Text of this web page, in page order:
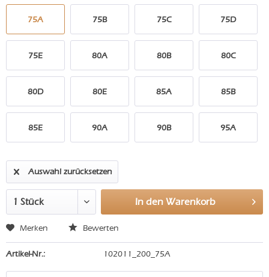
75A 75B 75C 75D
75E 80A 80B 80C
80D 80E 85A 85B
85E 90A 90B 95A
Auswahl zurücksetzen
In den Warenkorb
Merken Bewerten
Artikel-Nr.: 102011_200_75A